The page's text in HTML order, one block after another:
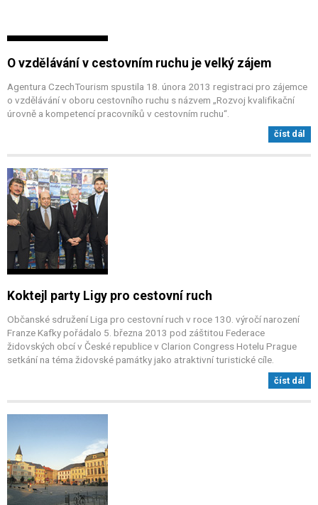
O vzdělávání v cestovním ruchu je velký zájem
Agentura CzechTourism spustila 18. února 2013 registraci pro zájemce
o vzdělávání v oboru cestovního ruchu s názvem „Rozvoj kvalifikační
úrovně a kompetencí pracovníků v cestovním ruchu“.
číst dál
Koktejl party Ligy pro cestovní ruch
Občanské sdružení Liga pro cestovní ruch v roce 130. výročí narození
Franze Kafky pořádalo 5. března 2013 pod záštitou Federace
židovských obcí v České republice v Clarion Congress Hotelu Prague
setkání na téma židovské památky jako atraktivní turistické cíle.
číst dál